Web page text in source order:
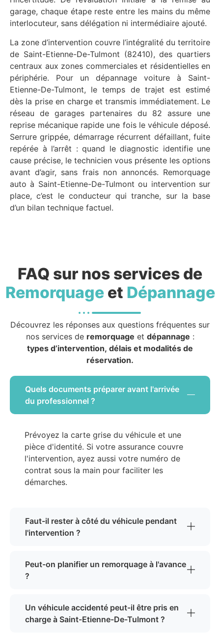
garage, chaque étape reste entre les mains du même
interlocuteur, sans délégation ni intermédiaire ajouté.
La zone d’intervention couvre l’intégralité du territoire
de Saint-Etienne-De-Tulmont (82410), des quartiers
centraux aux zones commerciales et résidentielles en
périphérie. Pour un dépannage voiture à Saint-
Etienne-De-Tulmont, le temps de trajet est estimé
dès la prise en charge et transmis immédiatement. Le
réseau de garages partenaires du 82 assure une
reprise mécanique rapide une fois le véhicule déposé.
Serrure grippée, démarrage récurrent défaillant, fuite
repérée à l’arrêt : quand le diagnostic identifie une
cause précise, le technicien vous présente les options
avant d’agir, sans frais non annoncés. Remorquage
auto à Saint-Etienne-De-Tulmont ou intervention sur
place, c’est le conducteur qui tranche, sur la base
d’un bilan technique factuel.
FAQ sur nos services de
Remorquageet Dépannage
Découvrez les réponses aux questions fréquentes sur
nos services de remorquage et dépannage :
types d’intervention, délais et modalités de
réservation.
Quels documents préparer avant l'arrivée
du professionnel ?
Prévoyez la carte grise du véhicule et une
pièce d'identité. Si votre assurance couvre
l'intervention, ayez aussi votre numéro de
contrat sous la main pour faciliter les
démarches.
Faut-il rester à côté du véhicule pendant
l'intervention ?
Peut-on planifier un remorquage à l'avance
?
Un véhicule accidenté peut-il être pris en
charge à Saint-Etienne-De-Tulmont ?